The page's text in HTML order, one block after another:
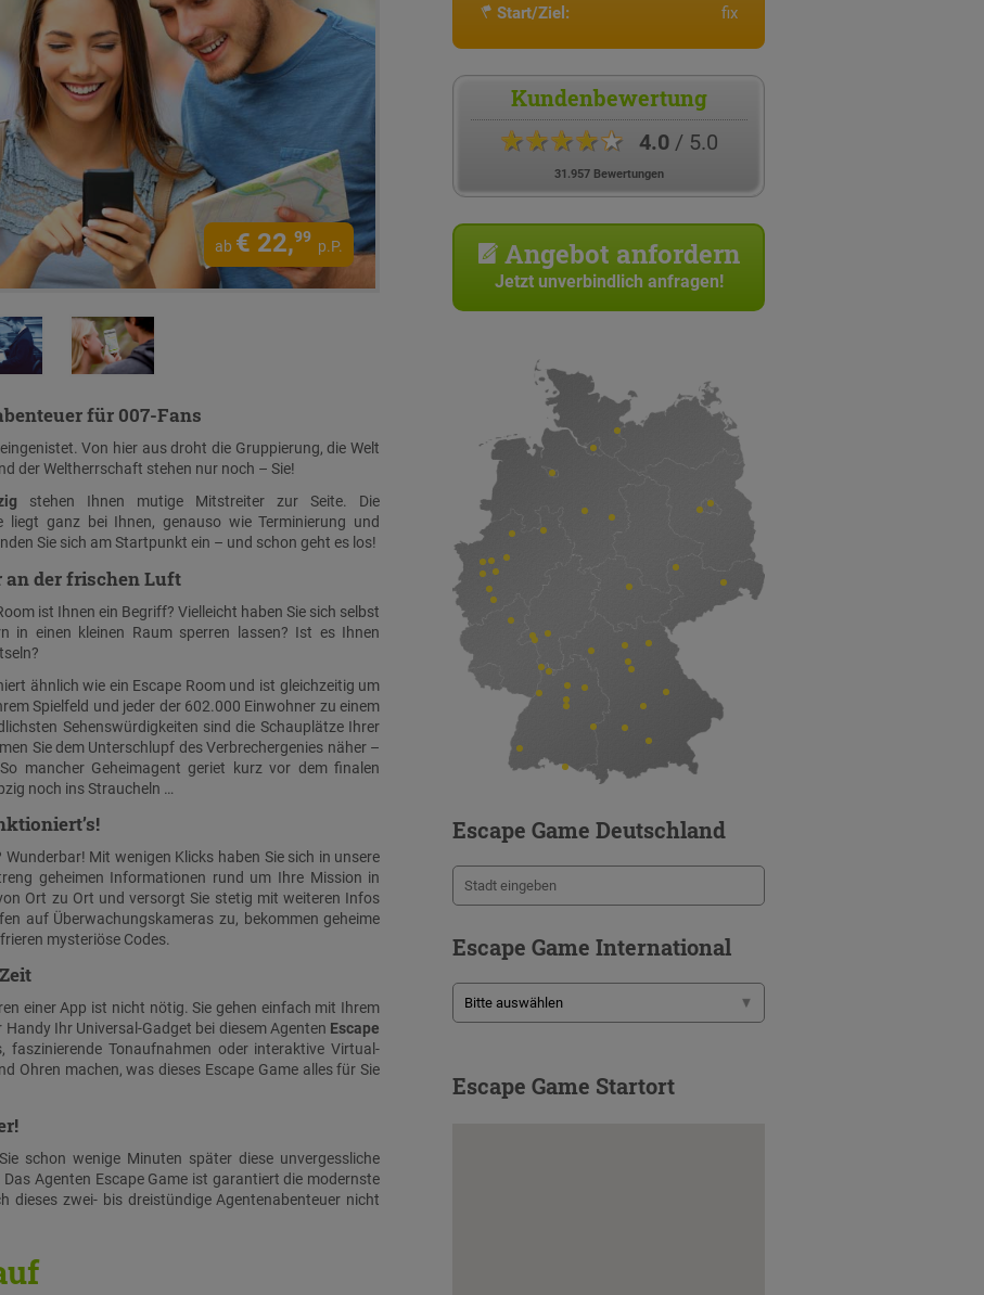
ab € 22,99
p.P.
für 007-Fans
Von hier aus droht die Gruppierung, die Welt
der Weltherrschaft stehen nur noch – Sie!
stehen Ihnen mutige Mitstreiter zur Seite. Die
liegt ganz bei Ihnen, genauso wie Terminierung und
Sie sich am Startpunkt ein – und schon geht es los!
an der frischen Luft
ist Ihnen ein Begriff? Vielleicht haben Sie sich selbst
in einen kleinen Raum sperren lassen? Ist es Ihnen
ähnlich wie ein Escape Room und ist gleichzeitig um
Spielfeld und jeder der 602.000 Einwohner zu einem
Sehenswürdigkeiten sind die Schauplätze Ihrer
Sie dem Unterschlupf des Verbrechergenies näher –
mancher Geheimagent geriet kurz vor dem finalen
noch ins Straucheln …
Mit wenigen Klicks haben Sie sich in unsere
geheimen Informationen rund um Ihre Mission in
Ort zu Ort und versorgt Sie stetig mit weiteren Infos
auf Überwachungskameras zu, bekommen geheime
mysteriöse Codes.
einer App ist nicht nötig. Sie gehen einfach mit Ihrem
Ihr Universal-Gadget bei diesem Agenten Escape
faszinierende Tonaufnahmen oder interaktive Virtual-
Ohren machen, was dieses Escape Game alles für Sie
schon wenige Minuten später diese unvergessliche
Agenten Escape Game ist garantiert die modernste
dieses zwei- bis dreistündige Agentenabenteuer nicht
Start/Ziel:
fix
Kundenbewertung
★★★★★ 4.0/ 5.0
31.957 Bewertungen
Angebot anfordern
Jetzt unverbindlich anfragen!
Escape Game Deutschland
Escape Game International
Escape Game Startort